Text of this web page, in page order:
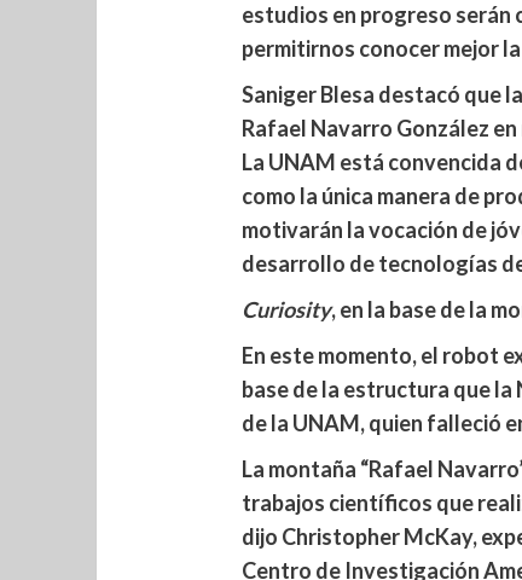
estudios en progreso serán
permitirnos conocer mejor
Saniger Blesa destacó que
Rafael Navarro González
La UNAM está convencida
como la única manera de
motivarán la vocación de
desarrollo de tecnologías
Curiosity, en la base de la
En este momento, el robot
base de la estructura que la
de la UNAM, quien falleció
La montaña “Rafael
trabajos científicos que
dijo Christopher McKay,
Centro de Investigación